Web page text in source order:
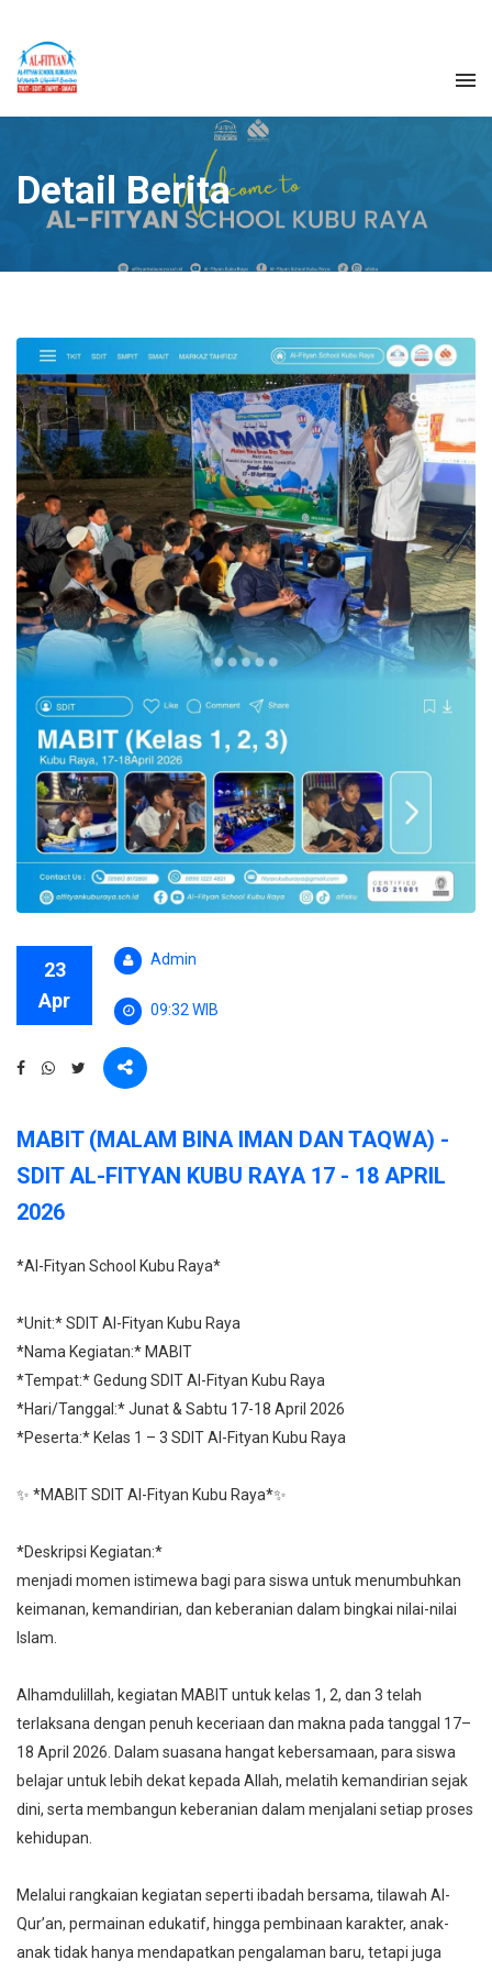
Detail Berita
23
Apr
Admin
09:32 WIB
MABIT (MALAM BINA IMAN DAN TAQWA) -
SDIT AL-FITYAN KUBU RAYA 17 - 18 APRIL
2026
*Al-Fityan School Kubu Raya*
*Unit:* SDIT Al-Fityan Kubu Raya
*Nama Kegiatan:* MABIT
*Tempat:* Gedung SDIT Al-Fityan Kubu Raya
*Hari/Tanggal:* Junat & Sabtu 17-18 April 2026
*Peserta:* Kelas 1 – 3 SDIT Al-Fityan Kubu Raya
✨ *MABIT SDIT Al-Fityan Kubu Raya*✨
*Deskripsi Kegiatan:*
menjadi momen istimewa bagi para siswa untuk menumbuhkan
keimanan, kemandirian, dan keberanian dalam bingkai nilai-nilai
Islam.
Alhamdulillah, kegiatan MABIT untuk kelas 1, 2, dan 3 telah
terlaksana dengan penuh keceriaan dan makna pada tanggal 17–
18 April 2026. Dalam suasana hangat kebersamaan, para siswa
belajar untuk lebih dekat kepada Allah, melatih kemandirian sejak
dini, serta membangun keberanian dalam menjalani setiap proses
kehidupan.
Melalui rangkaian kegiatan seperti ibadah bersama, tilawah Al-
Qur’an, permainan edukatif, hingga pembinaan karakter, anak-
anak tidak hanya mendapatkan pengalaman baru, tetapi juga